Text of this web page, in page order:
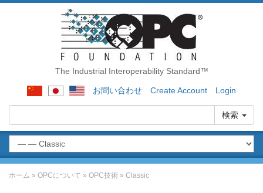
The Industrial Interoperability Standard™
お問い合わせ Create Account Login
検索
ホーム » OPCについて » OPC技術 » Classic